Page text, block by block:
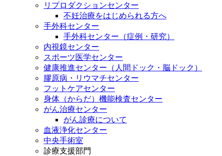
リプロダクションセンター
不妊治療をはじめられる方へ
手外科センター
手外科センター（症例・研究）
内視鏡センター
スポーツ医学センター
健康推進センター（人間ドック・脳ドック）
膠原病・リウマチセンター
フットケアセンター
身体（からだ）機能検査センター
がん治療センター
がん診療について
血液浄化センター
中央手術室
診療支援部門